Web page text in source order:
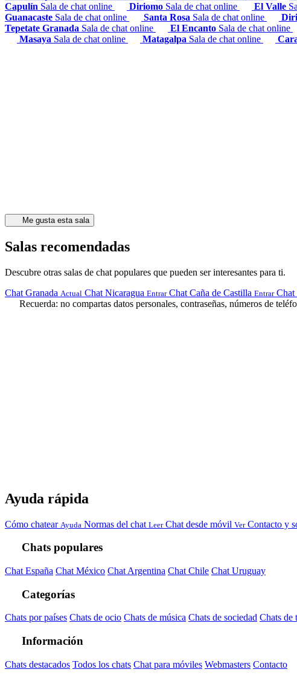
Capulín Sala de chat online Diriomo Sala de chat online El Valle
Guanacaste Sala de chat online Santa Rosa Sala de chat online
Tepetate Granada Sala de chat online El Encanto Sala de chat online
Masaya Sala de chat online Matagalpa Sala de chat online
Me gusta esta sala
Salas recomendadas
Descubre otras salas de chat populares que pueden ser interesantes para ti.
Chat Granada Actual Chat Nicaragua Entrar Chat Caña de Castilla Entrar Chat
Recuerda: no compartas datos personales, contraseñas, números de
Ayuda rápida
Cómo chatear Ayuda Normas del chat Leer Chat desde móvil Ver Contacto y
Chats populares
Chat España Chat México Chat Argentina Chat Chile Chat Uruguay
Categorías
Chats por países Chats de ocio Chats de música Chats de sociedad Chats de
Información
Chats destacados Todos los chats Chat para móviles Webmasters Contacto